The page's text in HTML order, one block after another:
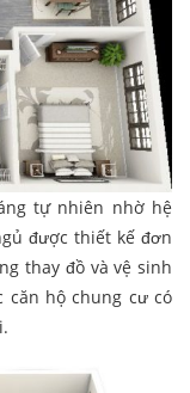
tự nhiên nhờ hệ
được thiết kế đơn
thay đồ và vệ sinh
căn hộ chung cư có